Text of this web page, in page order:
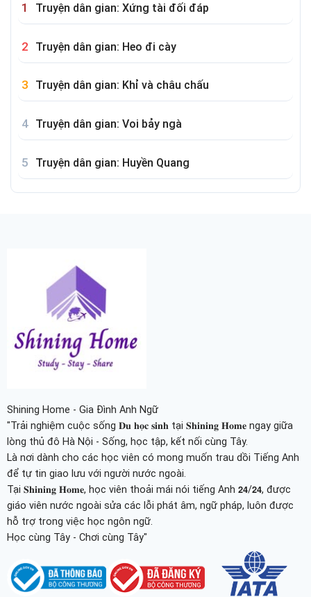
Truyện dân gian: Xứng tài đối đáp
Truyện dân gian: Heo đi cày
Truyện dân gian: Khỉ và châu chấu
Truyện dân gian: Voi bảy ngà
Truyện dân gian: Huyền Quang
Shining Home - Gia Đình Anh Ngữ
"Trải nghiệm cuộc sống 𝐃𝐮 𝐡𝐨̣𝐜 𝐬𝐢𝐧𝐡 tại 𝐒𝐡𝐢𝐧𝐢𝐧𝐠 𝐇𝐨𝐦𝐞 ngay giữa
lòng thủ đô Hà Nội - Sống, học tập, kết nối cùng Tây.
Là nơi dành cho các học viên có mong muốn trau dồi Tiếng Anh
để tự tin giao lưu với người nước ngoài.
Tại 𝐒𝐡𝐢𝐧𝐢𝐧𝐠 𝐇𝐨𝐦𝐞, học viên thoải mái nói tiếng Anh 𝟮𝟰/𝟮𝟰, được
giáo viên nước ngoài sửa các lỗi phát âm, ngữ pháp, luôn được
hỗ trợ trong việc học ngôn ngữ.
Học cùng Tây - Chơi cùng Tây"